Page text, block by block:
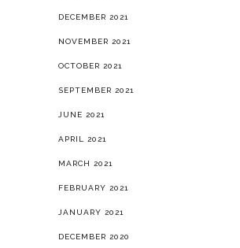
DECEMBER 2021
NOVEMBER 2021
OCTOBER 2021
SEPTEMBER 2021
JUNE 2021
APRIL 2021
MARCH 2021
FEBRUARY 2021
JANUARY 2021
DECEMBER 2020